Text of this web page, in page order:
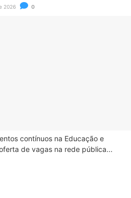
2026 0
contínuos na Educação e
de vagas na rede pública...